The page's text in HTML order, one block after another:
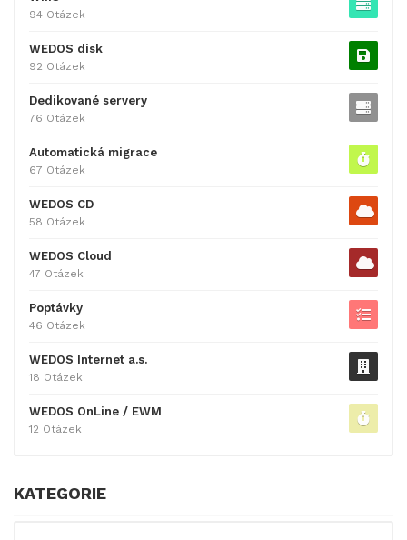
94 Otázek
WEDOS disk
92 Otázek
Dedikované servery
76 Otázek
Automatická migrace
67 Otázek
WEDOS CD
58 Otázek
WEDOS Cloud
47 Otázek
Poptávky
46 Otázek
WEDOS Internet a.s.
18 Otázek
WEDOS OnLine / EWM
12 Otázek
KATEGORIE